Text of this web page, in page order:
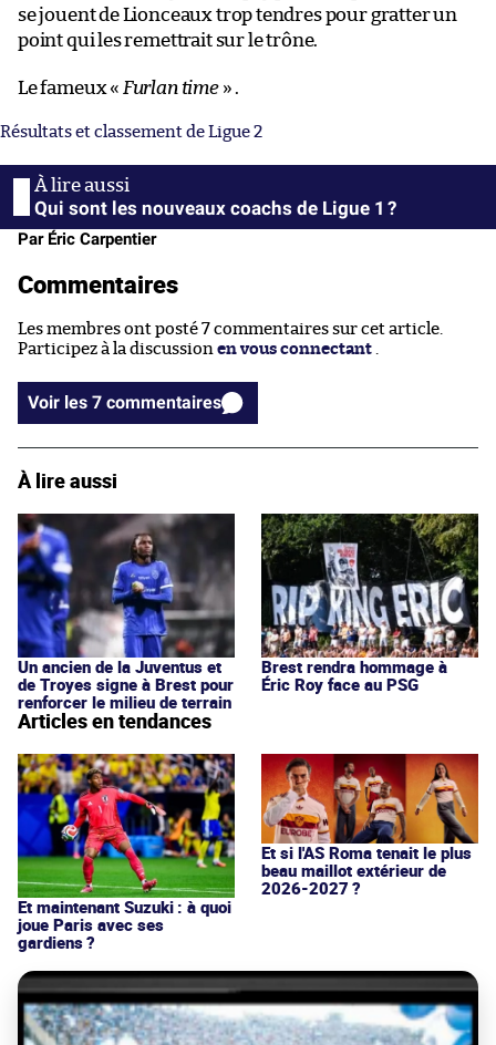
se jouent de Lionceaux trop tendres pour gratter un
point qui les remettrait sur le trône.
Le fameux « Furlan time» .
Résultats et classement de Ligue 2
Qui sont les nouveaux coachs de Ligue 1 ?
Par Éric Carpentier
Commentaires
Les membres ont posté 7 commentaires sur cet article.
Participez à la discussion en vous connectant
Voir les 7 commentaires
À lire aussi
Un ancien de la Juventus et
de Troyes signe à Brest pour
renforcer le milieu de terrain
Brest rendra hommage à
Éric Roy face au PSG
Articles en tendances
Et maintenant Suzuki : à quoi
joue Paris avec ses
gardiens ?
Et si l'AS Roma tenait le plus
beau maillot extérieur de
2026-2027 ?